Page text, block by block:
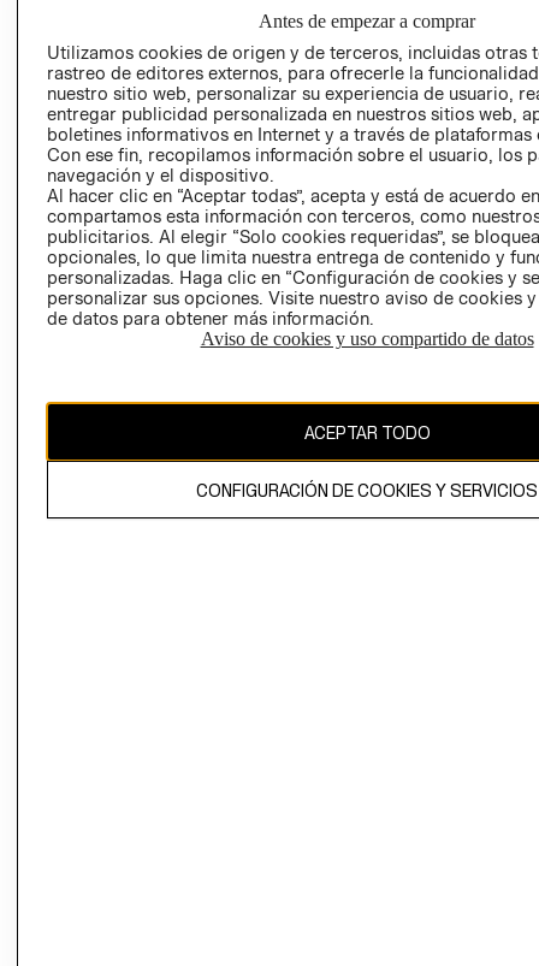
PROGRAMA DE
Y ÉTICA (INGLÉS)
COMERCIO - SIC
PETICIONES
QUEJAS Y
RECLAMOS
Colombia ($)
CAMBIAR REGIÓN
El contenido de esta página web está protegido por copyright y es
Antes de empezar a comprar
Utilizamos cookies de origen y de terceros, incluidas otras
rastreo de editores externos, para ofrecerle la
nuestro sitio web, personalizar su experiencia de usuario,
entregar publicidad personalizada en nuestros sitios web,
boletines informativos en Internet y a través de plataformas
Con ese fin, recopilamos información sobre el usuario, los
navegación y el dispositivo.
Al hacer clic en “Aceptar todas”, acepta y está de acuerdo
compartamos esta información con terceros, como
publicitarios. Al elegir “Solo cookies requeridas”, se
opcionales, lo que limita nuestra entrega de contenido y
personalizadas. Haga clic en “Configuración de cookies y
personalizar sus opciones. Visite nuestro aviso de cookies
de datos para obtener más información.
Aviso de cookies y uso compartido de datos
ACEPTAR TODO
CONFIGURACIÓN DE COOKIES Y SERVICIOS